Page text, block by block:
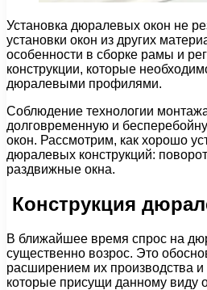
Установка дюралевых окон не
установки окон из других
особенности в сборке рамы и
конструкции, которые
дюралевыми профилями.
Соблюдение технологии
долговременную и
окон. Рассмотрим, как хорошо
дюралевых конструкций:
раздвижные окна.
Конструкция
В ближайшее время спрос на
существенно возрос. Это
расширением их производства
которые присущи данному виду